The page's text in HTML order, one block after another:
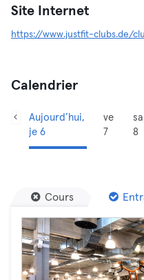
Site Internet
https://www.justfit-clubs.de/
Calendrier
Aujourd’hui,
je 6
ve
7
sa
8
Cours